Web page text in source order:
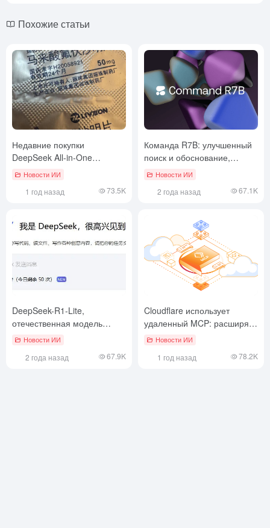
Похожие статьи
Недавние покупки
DeepSeek All-in-One
отмечают риски нарушения
использовании Dify
Новости ИИ
1 год назад 73.5K
Команда R7B: улучшенный
поиск и обоснование,
многоязыковая поддержка,
генеративный ИИ
Новости ИИ
2 года назад 67.1K
DeepSeek-R1-Lite,
отечественная модель
вывода, сопоставимая с o1-
Новости ИИ
2 года назад 67.9K
Cloudflare использует
удаленный MCP: расширяя
возможности агентов
широком Интернете
Новости ИИ
1 год назад 78.2K